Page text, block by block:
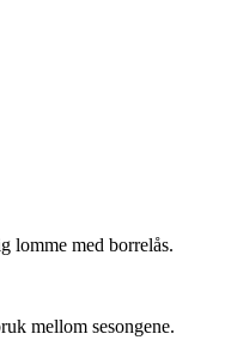
lomme med borrelås.
mellom sesongene.